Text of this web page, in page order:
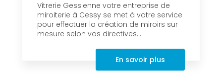
Vitrerie Gessienne votre entreprise de
miroiterie à Cessy se met à votre service
pour effectuer la création de miroirs sur
mesure selon vos directives...
En savoir plus